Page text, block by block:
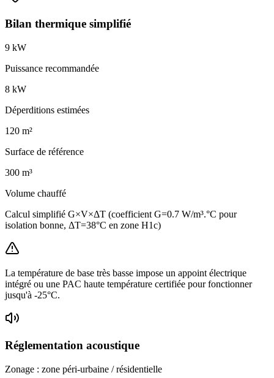
Bilan thermique simplifié
9 kW
Puissance recommandée
8 kW
Déperditions estimées
120 m²
Surface de référence
300 m³
Volume chauffé
Calcul simplifié G×V×ΔT (coefficient G=0.7 W/m³.°C pour
isolation bonne, ΔT=38°C en zone H1c)
La température de base très basse impose un appoint électrique
intégré ou une PAC haute température certifiée pour fonctionner
jusqu'à -25°C.
Réglementation acoustique
Zonage : zone péri-urbaine / résidentielle